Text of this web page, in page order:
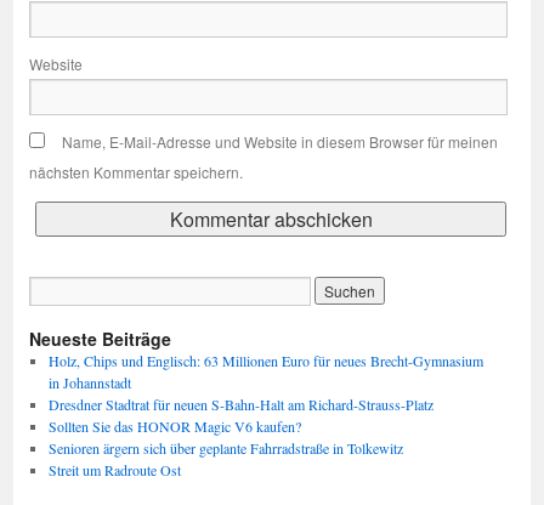
Website
Name, E-Mail-Adresse und Website in diesem Browser für meinen
nächsten Kommentar speichern.
Neueste Beiträge
Holz, Chips und Englisch: 63 Millionen Euro für neues Brecht-Gymnasium
in Johannstadt
Dresdner Stadtrat für neuen S-Bahn-Halt am Richard-Strauss-Platz
Sollten Sie das HONOR Magic V6 kaufen?
Senioren ärgern sich über geplante Fahrradstraße in Tolkewitz
Streit um Radroute Ost